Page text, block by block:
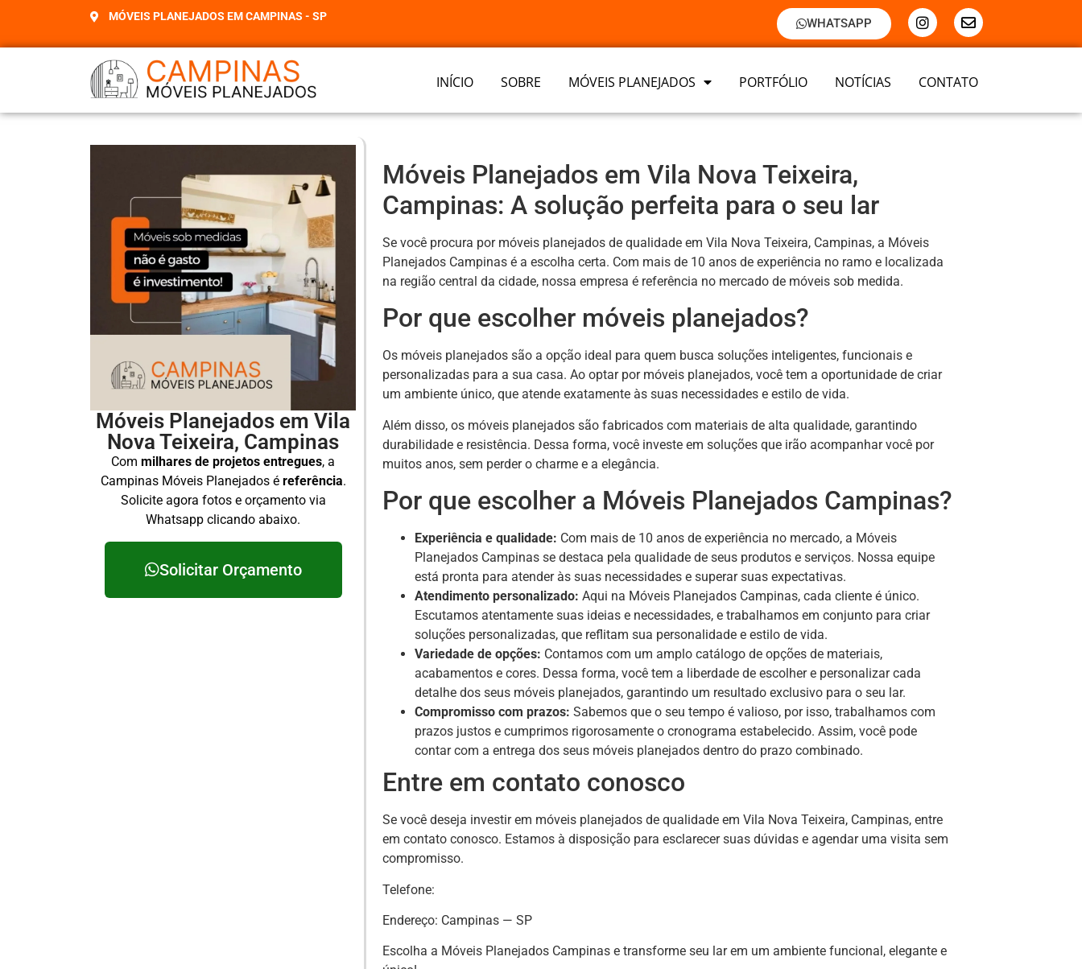
MÓVEIS PLANEJADOS EM CAMPINAS - SP WHATSAPP
INÍCIO SOBRE MÓVEIS PLANEJADOS PORTFÓLIO NOTÍCIAS CONTATO
Móveis Planejados em Vila
Nova Teixeira, Campinas
Commilhares de projetos entregues, a
Campinas Móveis Planejados é referência.
Solicite agora fotos e orçamento via
Whatsapp clicando abaixo.
Solicitar Orçamento
Móveis Planejados em Vila Nova Teixeira,
Campinas: A solução perfeita para o seu lar
Se você procura por móveis planejados de qualidade em Vila Nova Teixeira, Campinas, a Móveis
Planejados Campinas é a escolha certa. Com mais de 10 anos de experiência no ramo e localizada
na região central da cidade, nossa empresa é referência no mercado de móveis sob medida.
Por que escolher móveis planejados?
Os móveis planejados são a opção ideal para quem busca soluções inteligentes, funcionais e
personalizadas para a sua casa. Ao optar por móveis planejados, você tem a oportunidade de criar
um ambiente único, que atende exatamente às suas necessidades e estilo de vida.
Além disso, os móveis planejados são fabricados com materiais de alta qualidade, garantindo
durabilidade e resistência. Dessa forma, você investe em soluções que irão acompanhar você por
muitos anos, sem perder o charme e a elegância.
Por que escolher a Móveis Planejados Campinas?
Experiência e qualidade: Com mais de 10 anos de experiência no mercado, a Móveis
Planejados Campinas se destaca pela qualidade de seus produtos e serviços. Nossa equipe
está pronta para atender às suas necessidades e superar suas expectativas.
Atendimento personalizado: Aqui na Móveis Planejados Campinas, cada cliente é único.
Escutamos atentamente suas ideias e necessidades, e trabalhamos em conjunto para criar
soluções personalizadas, que reflitam sua personalidade e estilo de vida.
Variedade de opções: Contamos com um amplo catálogo de opções de materiais,
acabamentos e cores. Dessa forma, você tem a liberdade de escolher e personalizar cada
detalhe dos seus móveis planejados, garantindo um resultado exclusivo para o seu lar.
Compromisso com prazos: Sabemos que o seu tempo é valioso, por isso, trabalhamos com
prazos justos e cumprimos rigorosamente o cronograma estabelecido. Assim, você pode
contar com a entrega dos seus móveis planejados dentro do prazo combinado.
Entre em contato conosco
Se você deseja investir em móveis planejados de qualidade em Vila Nova Teixeira, Campinas, entre
em contato conosco. Estamos à disposição para esclarecer suas dúvidas e agendar uma visita sem
compromisso.
Telefone:
Endereço: Campinas — SP
Escolha a Móveis Planejados Campinas e transforme seu lar em um ambiente funcional, elegante e